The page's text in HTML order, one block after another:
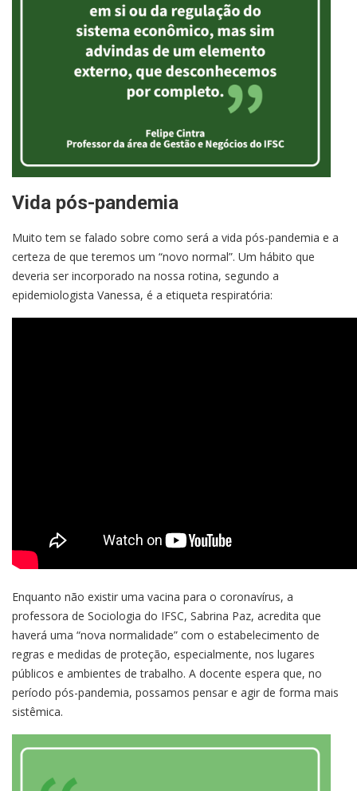
Vida pós-pandemia
Muito tem se falado sobre como será a vida pós-pandemia e a
certeza de que teremos um “novo normal”. Um hábito que
deveria ser incorporado na nossa rotina, segundo a
epidemiologista Vanessa, é a etiqueta respiratória:
Enquanto não existir uma vacina para o coronavírus, a
professora de Sociologia do IFSC, Sabrina Paz, acredita que
haverá uma “nova normalidade” com o estabelecimento de
regras e medidas de proteção, especialmente, nos lugares
públicos e ambientes de trabalho. A docente espera que, no
período pós-pandemia, possamos pensar e agir de forma mais
sistêmica.